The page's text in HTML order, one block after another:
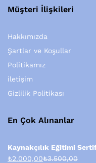
Müşteri İlişkileri
Hakkımızda
Şartlar ve Koşullar
Politikamız
iletişim
Gizlilik Politikası
En Çok Alınanlar
Kaynakçılık Eğitimi
₺2.000,00₺3.500,00